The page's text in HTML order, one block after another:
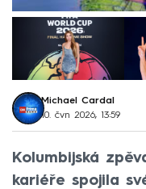
Michael Cardal
10. čvn 2026, 13:59
Kolumbijská
kariéře spojila